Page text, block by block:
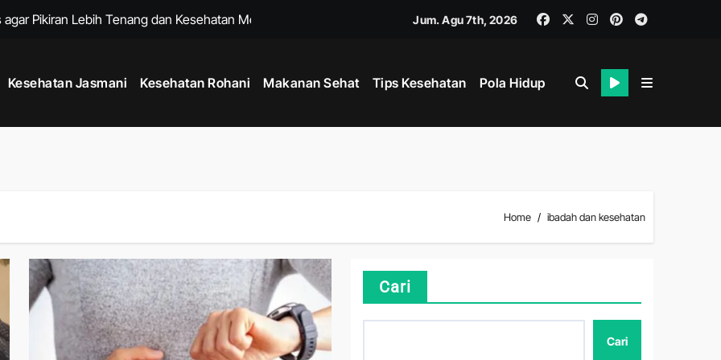
Pikiran Lebih Tenang dan Kesehatan Mental Terawat
Menjaga Produktivitas di Tengah Aktivitas Padat
Menjaga Kesehatan Tubuh Setiap Hari
dengan Kebiasaan Sederhana yang Bisa Dilakukan Setiap Hari
Menjaga Energi Stabil dari Pagi hingga Malam
Menjaga Kelenturan Tubuh dan Aktivitas Harian Lebih Nyaman
Jum. Agu 7th, 2026
Kesehatan Jasmani Kesehatan Rohani Makanan Sehat Tips Kesehatan Pola Hidup
Home ibadah dan kesehatan
Cari
Cari